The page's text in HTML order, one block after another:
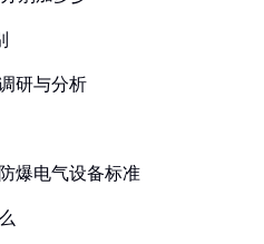
研与分析
爆电气设备标准